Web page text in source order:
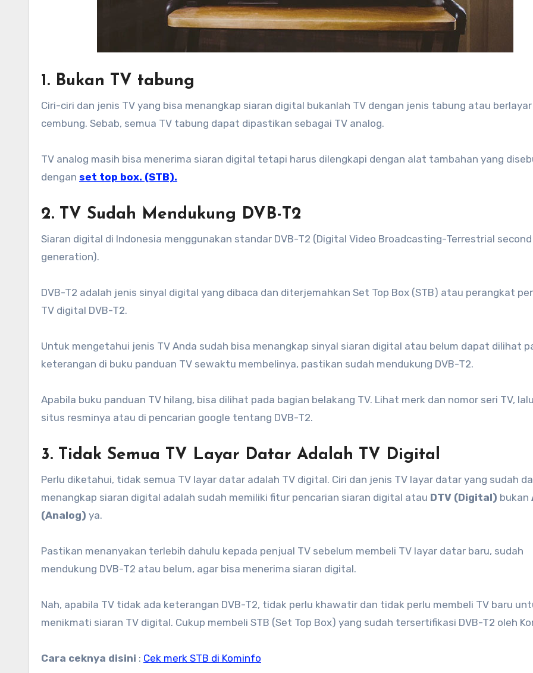
1. Bukan TV tabung
Ciri-ciri dan jenis TV yang bisa menangkap siaran digital bukanlah TV dengan jenis tabung atau berlayar
cembung. Sebab, semua TV tabung dapat dipastikan sebagai TV analog.
TV analog masih bisa menerima siaran digital tetapi harus dilengkapi dengan alat tambahan yang
dengan set top box. (STB).
2. TV Sudah Mendukung DVB-T2
Siaran digital di Indonesia menggunakan standar DVB-T2 (Digital Video Broadcasting-Terrestrial second
generation).
DVB-T2 adalah jenis sinyal digital yang dibaca dan diterjemahkan Set Top Box (STB) atau perangkat
TV digital DVB-T2.
Untuk mengetahui jenis TV Anda sudah bisa menangkap sinyal siaran digital atau belum dapat dilihat
keterangan di buku panduan TV sewaktu membelinya, pastikan sudah mendukung DVB-T2.
Apabila buku panduan TV hilang, bisa dilihat pada bagian belakang TV. Lihat merk dan nomor seri TV,
situs resminya atau di pencarian google tentang DVB-T2.
3. Tidak Semua TV Layar Datar Adalah TV Digital
Perlu diketahui, tidak semua TV layar datar adalah TV digital. Ciri dan jenis TV layar datar yang sudah
menangkap siaran digital adalah sudah memiliki fitur pencarian siaran digital atau DTV (Digital) bukan
(Analog) ya.
Pastikan menanyakan terlebih dahulu kepada penjual TV sebelum membeli TV layar datar baru, sudah
mendukung DVB-T2 atau belum, agar bisa menerima siaran digital.
Nah, apabila TV tidak ada keterangan DVB-T2, tidak perlu khawatir dan tidak perlu membeli TV baru
menikmati siaran TV digital. Cukup membeli STB (Set Top Box) yang sudah tersertifikasi DVB-T2 oleh
Cara ceknya disini : Cek merk STB di Kominfo